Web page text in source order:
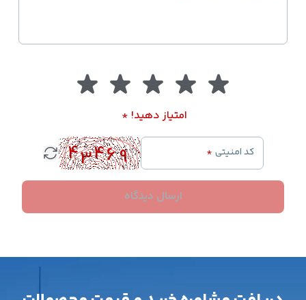
امتیاز دهید! *
کد امنیتی *
ارسال دیدگاه